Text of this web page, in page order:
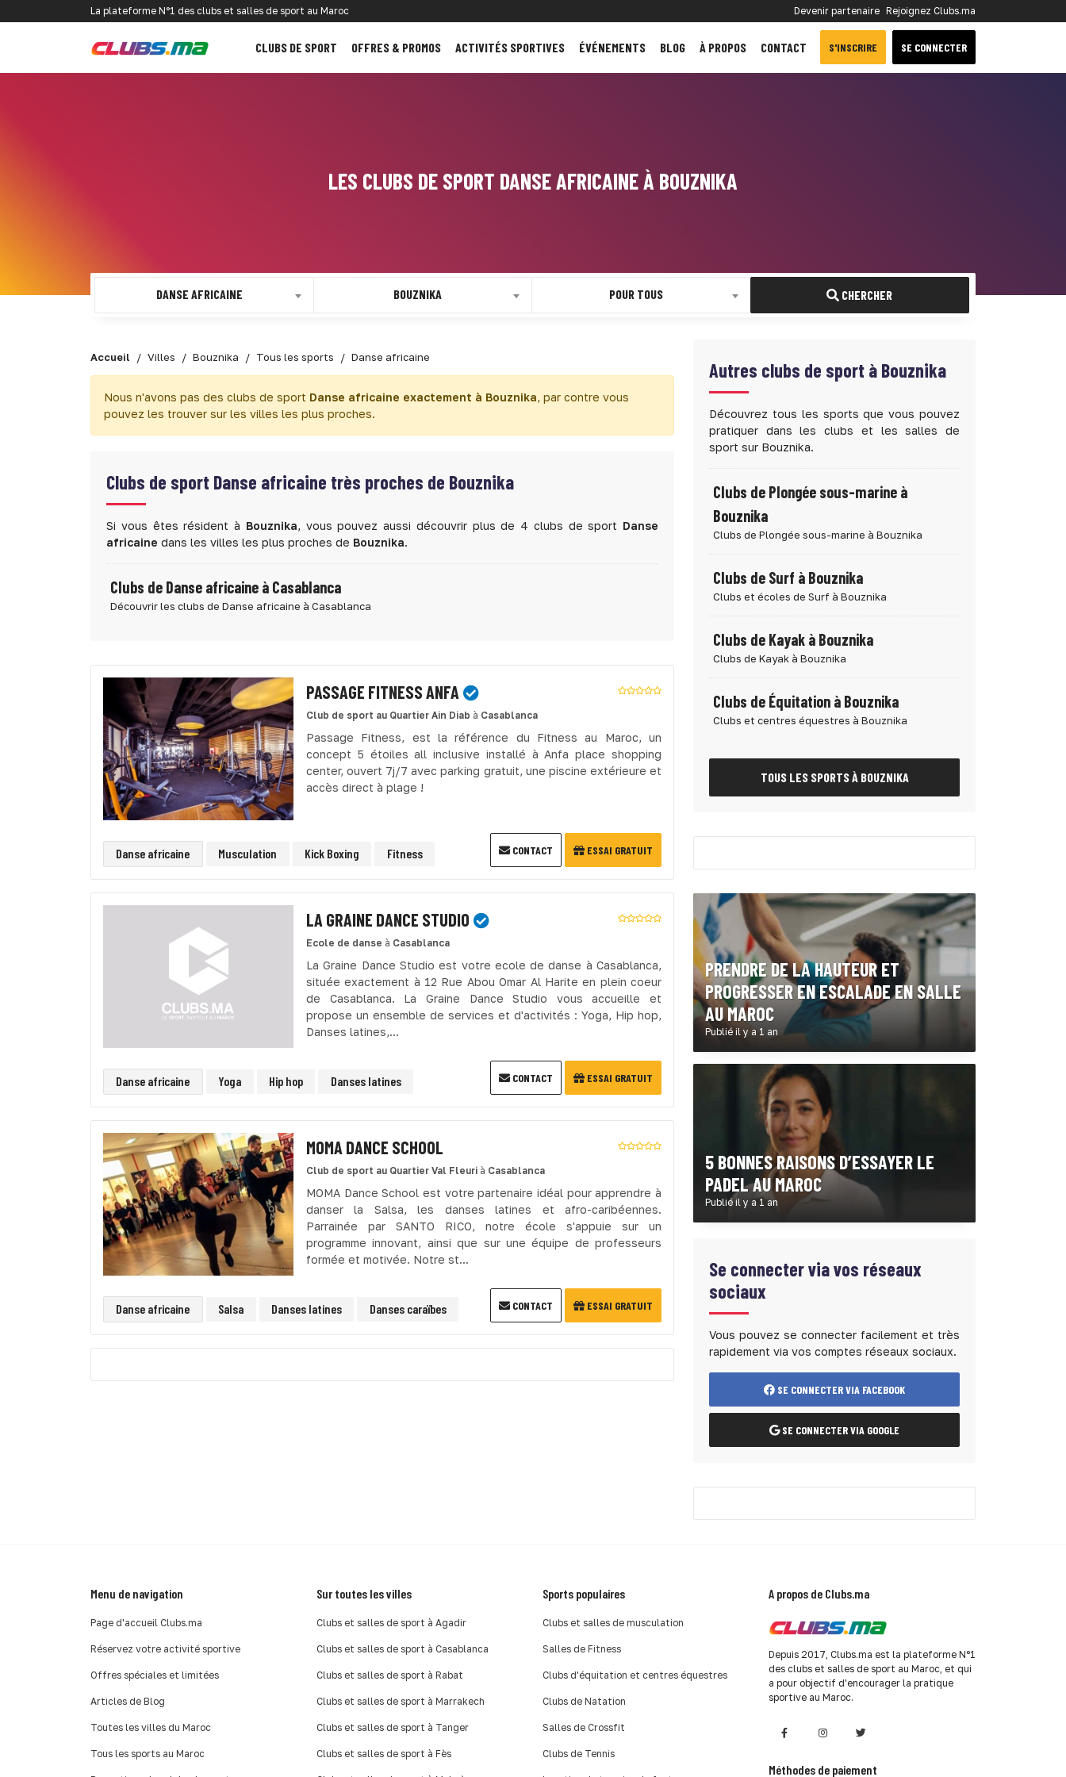
La plateforme N°1 des clubs et salles de sport au Maroc Devenir partenaire Rejoignez Clubs.ma
CLUBS DE SPORT OFFRES & PROMOS ACTIVITÉS SPORTIVES ÉVÉNEMENTS BLOG À PROPOS CONTACT S'INSCRIRE SE CONNECTER
LES CLUBS DE SPORT DANSE AFRICAINE À BOUZNIKA
DANSE AFRICAINE BOUZNIKA POUR TOUS CHERCHER
Accueil Villes Bouznika Tous les sports Danse africaine
Nous n'avons pas des clubs de sport Danse africaine exactement à Bouznika, par contre vous
pouvez les trouver sur les villes les plus proches.
Clubs de sport Danse africaine très proches de Bouznika
Si vous êtes résident à Bouznika, vous pouvez aussi découvrir plus de 4 clubs de sport Danse
africaine dans les villes les plus proches de Bouznika.
Clubs de Danse africaine à Casablanca
Découvrir les clubs de Danse africaine à Casablanca
PASSAGE FITNESS ANFA
Club de sport au Quartier Ain Diab à Casablanca
Passage Fitness, est la référence du Fitness au Maroc, un
concept 5 étoiles all inclusive installé à Anfa place shopping
center, ouvert 7j/7 avec parking gratuit, une piscine extérieure et
accès direct à plage !
Danse africaine Musculation Kick Boxing Fitness CONTACT ESSAI GRATUIT
LA GRAINE DANCE STUDIO
Ecole de danse à Casablanca
La Graine Dance Studio est votre ecole de danse à Casablanca,
située exactement à 12 Rue Abou Omar Al Harite en plein coeur
de Casablanca. La Graine Dance Studio vous accueille et
propose un ensemble de services et d'activités : Yoga, Hip hop,
Danses latines,...
Danse africaine Yoga Hip hop Danses latines CONTACT ESSAI GRATUIT
MOMA DANCE SCHOOL
Club de sport au Quartier Val Fleuri à Casablanca
MOMA Dance School est votre partenaire idéal pour apprendre à
danser la Salsa, les danses latines et afro-caribéennes.
Parrainée par SANTO RICO, notre école s'appuie sur un
programme innovant, ainsi que sur une équipe de professeurs
formée et motivée. Notre st...
Danse africaine Salsa Danses latines Danses caraïbes CONTACT ESSAI GRATUIT
Autres clubs de sport à Bouznika
Découvrez tous les sports que vous pouvez
pratiquer dans les clubs et les salles de
sport sur Bouznika.
Clubs de Plongée sous-marine à
Bouznika
Clubs de Plongée sous-marine à Bouznika
Clubs de Surf à Bouznika
Clubs et écoles de Surf à Bouznika
Clubs de Kayak à Bouznika
Clubs de Kayak à Bouznika
Clubs de Équitation à Bouznika
Clubs et centres équestres à Bouznika
TOUS LES SPORTS À BOUZNIKA
PRENDRE DE LA HAUTEUR ET
PROGRESSER EN ESCALADE EN SALLE
AU MAROC
Publié il y a 1 an
5 BONNES RAISONS D’ESSAYER LE
PADEL AU MAROC
Publié il y a 1 an
Se connecter via vos réseaux
sociaux
Vous pouvez se connecter facilement et très
rapidement via vos comptes réseaux sociaux.
SE CONNECTER VIA FACEBOOK
SE CONNECTER VIA GOOGLE
Menu de navigation
Page d'accueil Clubs.ma
Réservez votre activité sportive
Offres spéciales et limitées
Articles de Blog
Toutes les villes du Maroc
Tous les sports au Maroc
Sur toutes les villes
Clubs et salles de sport à Agadir
Clubs et salles de sport à Casablanca
Clubs et salles de sport à Rabat
Clubs et salles de sport à Marrakech
Clubs et salles de sport à Tanger
Clubs et salles de sport à Fès
Sports populaires
Clubs et salles de musculation
Salles de Fitness
Clubs d'équitation et centres équestres
Clubs de Natation
Salles de Crossfit
Clubs de Tennis
A propos de Clubs.ma
Depuis 2017, Clubs.ma est la plateforme N°1
des clubs et salles de sport au Maroc, et qui
a pour objectif d'encourager la pratique
sportive au Maroc.
Méthodes de paiement